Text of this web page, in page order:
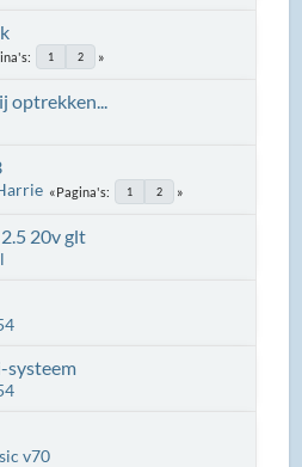
1 2
Pagina's 1 2
20v glt
systeem
v70